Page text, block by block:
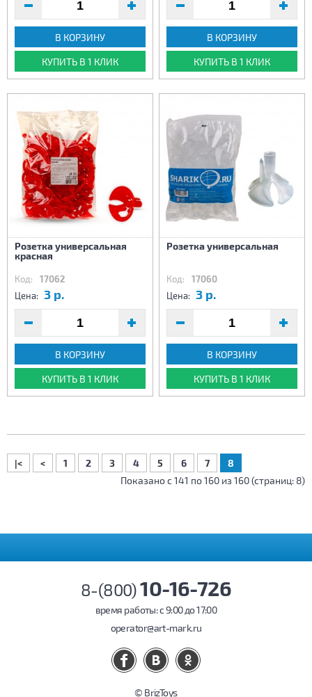
В КОРЗИНУ
КУПИТЬ В 1 КЛИК
В КОРЗИНУ
КУПИТЬ В 1 КЛИК
Розетка универсальная
красная
Код: 17062
Цена: 3 р.
В КОРЗИНУ
КУПИТЬ В 1 КЛИК
Розетка универсальная
Код: 17060
Цена: 3 р.
В КОРЗИНУ
КУПИТЬ В 1 КЛИК
|< < 1 2 3 4 5 6 7
8
Показано с 141 по 160 из 160 (страниц: 8)
8-(800)10-16-726
время работы: c 9:00 до 17:00
operator@art-mark.ru
© BrizToys